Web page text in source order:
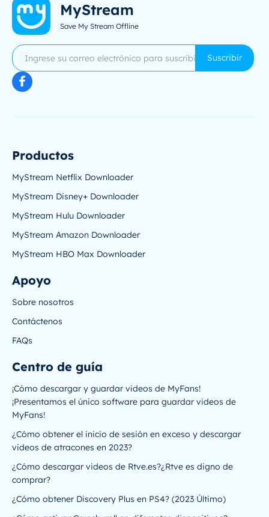
MyStream
Save My Stream Offline
Suscribir
Productos
MyStream Netflix Downloader
MyStream Disney+ Downloader
MyStream Hulu Downloader
MyStream Amazon Downloader
MyStream HBO Max Downloader
Apoyo
Sobre nosotros
Contáctenos
FAQs
Centro de guía
¡Cómo descargar y guardar videos de MyFans!
¡Presentamos el único software para guardar videos de
MyFans!
¿Cómo obtener el inicio de sesión en exceso y descargar
videos de atracones en 2023?
¿Cómo descargar videos de Rtve.es?¿Rtve es digno de
comprar?
¿Cómo obtener Discovery Plus en PS4? (2023 Último)